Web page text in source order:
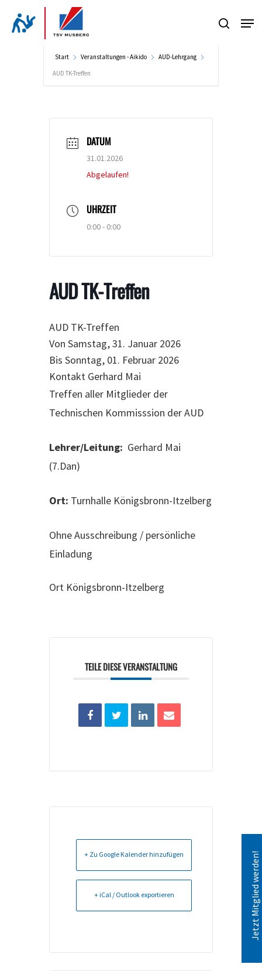
search
Start Veranstaltungen - Aikido AUD-Lehrgang
AUD TK-Treffen
DATUM
31.01.2026
Abgelaufen!
UHRZEIT
0:00 - 0:00
AUD TK-Treffen
AUD TK-Treffen
Von Samstag, 31. Januar 2026
Bis Sonntag, 01. Februar 2026
Kontakt Gerhard Mai
Treffen aller Mitglieder der
Technischen Kommisssion der AUD
Lehrer/Leitung: Gerhard Mai
(7.Dan)
Ort: Turnhalle Königsbronn-Itzelberg
Ohne Ausschreibung / persönliche
Einladung
Ort Königsbronn-Itzelberg
TEILE DIESE VERANSTALTUNG
+ Zu Google Kalender hinzufügen
+ iCal / Outlook exportieren Jetzt Mitglied werden!